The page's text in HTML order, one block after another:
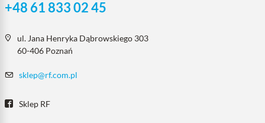
+48 61 833 02 45
ul. Jana Henryka Dąbrowskiego 303
60-406 Poznań
sklep@rf.com.pl
Sklep RF